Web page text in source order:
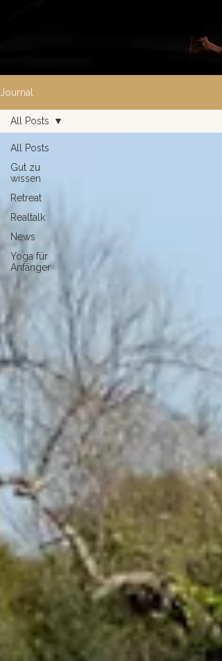
Journal
All Posts
Gut zu
wissen
Retreat
Realtalk
News
Yoga für
Anfänger
All Posts